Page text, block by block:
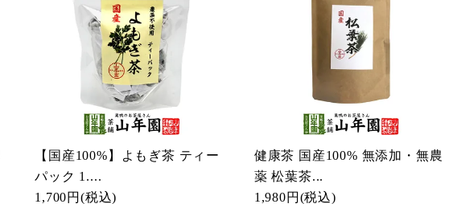
【国産100%】よもぎ茶 ティー
パック 1....
1,700円(税込)
健康茶 国産100% 無添加・無農
薬 松葉茶...
1,980円 (税込)